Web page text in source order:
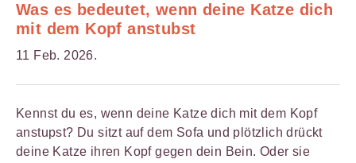
Was es bedeutet, wenn deine Katze dich
mit dem Kopf anstubst
11 Feb. 2026.
Kennst du es, wenn deine Katze dich mit dem Kopf
anstupst? Du sitzt auf dem Sofa und plötzlich drückt
deine Katze ihren Kopf gegen dein Bein. Oder sie